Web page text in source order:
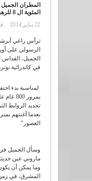
المطران
المئوية ال 8 للرهبنة الدومينيكانية
22 يناير,2014
ترأس راعي
الرسولي على
الجميل،
في كاتدرائية
لمناسبة بدء
بمرور
تجديد الروابط
بعدما أغنتهم
العصور".
وسأل الجميل
وما يمكن أن
المشرق، في